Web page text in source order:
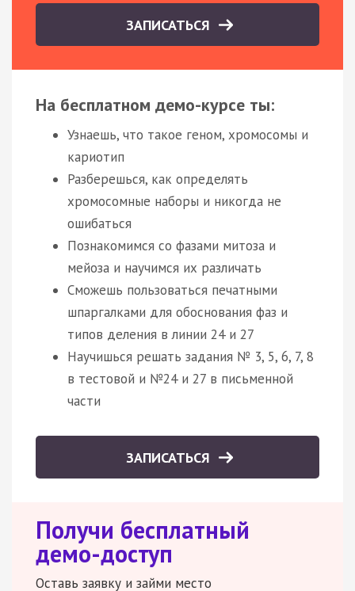
ЗАПИСАТЬСЯ
На бесплатном демо-курсе ты:
Узнаешь, что такое геном, хромосомы и
кариотип
Разберешься, как определять
хромосомные наборы и никогда не
ошибаться
Познакомимся со фазами митоза и
мейоза и научимся их различать
Сможешь пользоваться печатными
шпаргалками для обоснования фаз и
типов деления в линии 24 и 27
Научишься решать задания № 3, 5, 6, 7, 8
в тестовой и №24 и 27 в письменной
части
ЗАПИСАТЬСЯ
Получи бесплатный
демо-доступ
Оставь заявку и займи место